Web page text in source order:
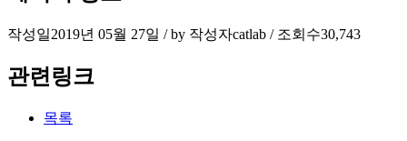
작성일2019년 05월 27일 / by 작성자catlab / 조회수30,743
관련링크
목록